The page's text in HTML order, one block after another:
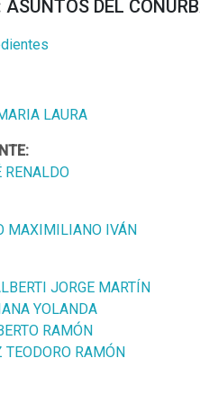
DEL
LAURA
RENALDO
MAXIMILIANO IVÁN
JORGE MARTÍN
YOLANDA
RAMÓN
TEODORO RAMÓN